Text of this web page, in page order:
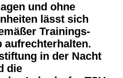
und ohne
lässt sich
Trainings-
aufrechterhalten.
in der Nacht
die